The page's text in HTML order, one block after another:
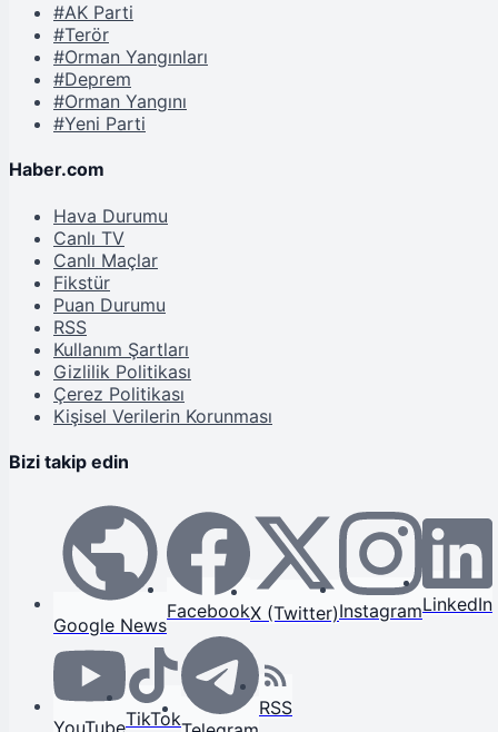
#AK Parti
#Terör
#Orman Yangınları
#Deprem
#Orman Yangını
#Yeni Parti
Haber.com
Hava Durumu
Canlı TV
Canlı Maçlar
Fikstür
Puan Durumu
RSS
Kullanım Şartları
Gizlilik Politikası
Çerez Politikası
Kişisel Verilerin Korunması
Bizi takip edin
Google News
FacebookX (Twitter)InstagramLinkedIn
YouTubeTikTok RSS